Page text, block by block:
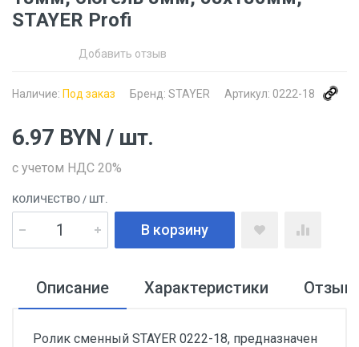
STAYER Profi
Добавить отзыв
Наличие: Под заказ Бренд: STAYER Артикул: 0222-18
6.97 BYN / шт.
с учетом НДС 20%
КОЛИЧЕСТВО / ШТ.
В корзину
Описание Характеристики
Ролик сменный STAYER 0222-18, предназначен